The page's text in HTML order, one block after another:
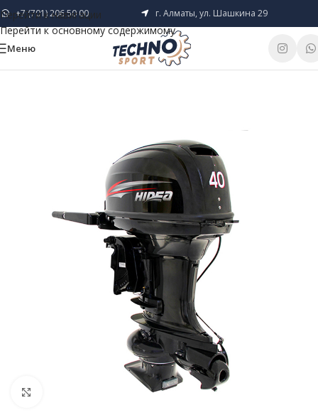
Перейти к навигации
Перейти к основному содержимому
+7 (701) 206 50 00 г. Алматы, ул. Шашкина 29
Меню
Нажмите, чтобы увеличить